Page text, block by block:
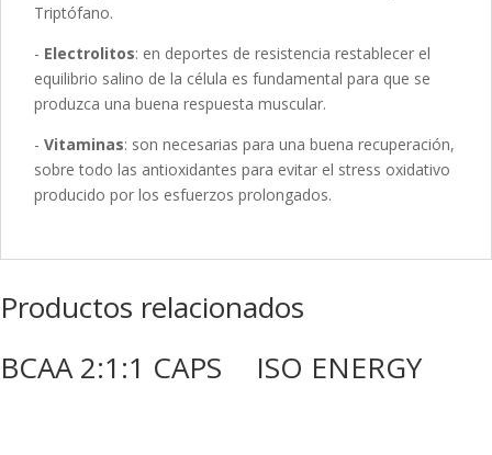
Triptófano.
- Electrolitos: en deportes de resistencia restablecer el
equilibrio salino de la célula es fundamental para que se
produzca una buena respuesta muscular.
- Vitaminas: son necesarias para una buena recuperación,
sobre todo las antioxidantes para evitar el stress oxidativo
producido por los esfuerzos prolongados.
Productos relacionados
BCAA 2:1:1 CAPS
ISO ENERGY